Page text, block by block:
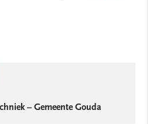
– Gemeente Gouda